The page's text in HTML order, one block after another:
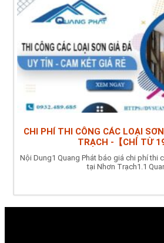
CHI PHÍ THI CÔNG CÁC LOẠI
TRẠCH -【CHỈ TỪ
Nội Dung1 Quang Phát báo giá chi phí thi
tại Nhơn Trạch1.1